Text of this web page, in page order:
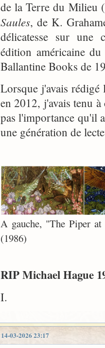
de la Terre du Milieu
Saules, de K.
délicatesse sur une
édition américaine
Ballantine Books de
Lorsque j'avais
en 2012, j'avais tenu
pas l'importance qu'il
une génération de
A gauche, "The Piper
(1986)
RIP Michael Hague
I.
14-03-2026 23:17